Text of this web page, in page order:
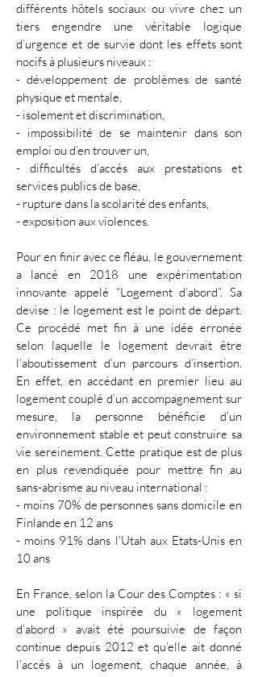
différents hôtels sociaux ou vivre chez un
tiers engendre une véritable logique
d’urgence et de survie dont les effets sont
nocifs à plusieurs niveaux :
- développement de problèmes de santé
physique et mentale,
- isolement et discrimination,
- impossibilité de se maintenir dans son
emploi ou d’en trouver un,
- difficultés d’accès aux prestations et
services publics de base,
- rupture dans la scolarité des enfants,
- exposition aux violences.
Pour en finir avec ce fléau, le gouvernement
a lancé en 2018 une expérimentation
innovante appelé “Logement d’abord”. Sa
devise : le logement est le point de départ.
Ce procédé met fin à une idée erronée
selon laquelle le logement devrait être
l’aboutissement d’un parcours d’insertion.
En effet, en accédant en premier lieu au
logement couplé d’un accompagnement sur
mesure, la personne bénéficie d’un
environnement stable et peut construire sa
vie sereinement. Cette pratique est de plus
en plus revendiquée pour mettre fin au
sans-abrisme au niveau international :
- moins 70% de personnes sans domicile en
Finlande en 12 ans
- moins 91% dans l’Utah aux Etats-Unis en
10 ans
En France, selon la Cour des Comptes : « si
une politique inspirée du « logement
d’abord » avait été poursuivie de façon
continue depuis 2012 et qu’elle ait donné
l’accès à un logement, chaque année, à